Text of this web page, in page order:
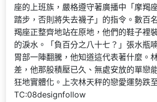
座的上班族，嚴格遵守著廣播中「摩羯
踏步，否則將失去襪子」的指令。數百
羯座正整齊地站在原地，他們的鞋子裡
的淚水。「負百分之八十七？」張水瓶
胃部一陣翻騰，他知道這代表著什麼。
差，他那股積壓已久、無處安放的單戀
狂地實體化。上次林天秤的戀愛運勢跌
TC:08designfollow